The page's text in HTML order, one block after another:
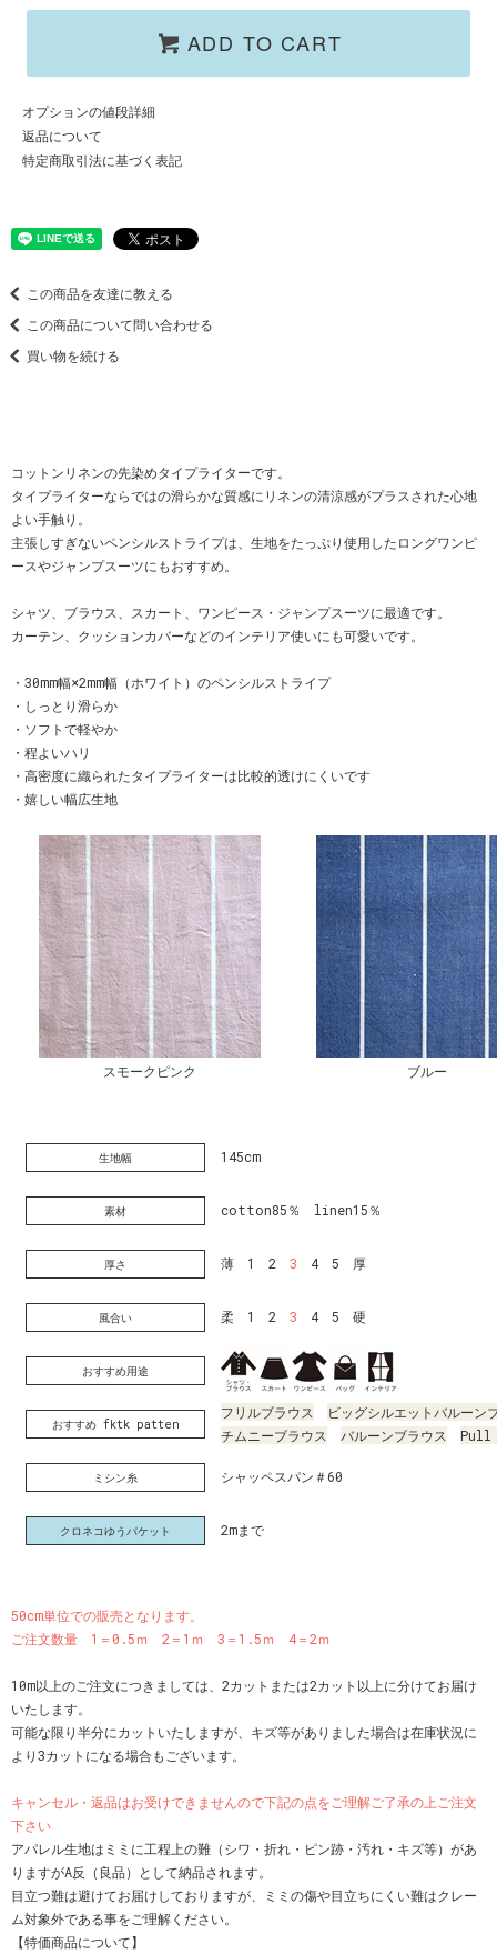
ADD TO CART
オプションの値段詳細
返品について
特定商取引法に基づく表記
この商品を友達に教える
この商品について問い合わせる
買い物を続ける
コットンリネンの先染めタイプライターです。
タイプライターならではの滑らかな質感にリネンの清涼感がプラスされた心地
よい手触り。
主張しすぎないペンシルストライプは、生地をたっぷり使用したロングワンピ
ースやジャンプスーツにもおすすめ。
シャツ、ブラウス、スカート、ワンピース・ジャンプスーツに最適です。
カーテン、クッションカバーなどのインテリア使いにも可愛いです。
・30mm幅×2mm幅（ホワイト）のペンシルストライプ
・しっとり滑らか
・ソフトで軽やか
・程よいハリ
・高密度に織られたタイプライターは比較的透けにくいです
・嬉しい幅広生地
スモークピンク ブルー
生地幅 145cm
素材 cotton85％ linen15％
厚さ 薄 1 2 3 4 5 厚
風合い 柔 1 2 3 4 5 硬
おすすめ用途
おすすめ fktk patten
フリルブラウス
ビッグシルエットバルーン
チムニーブラウス
バルーンブラウス Pull
ミシン糸 シャッペスパン＃60
クロネコゆうパケット 2mまで
50cm単位での販売となります。
ご注文数量 1＝0.5ｍ 2＝1ｍ 3＝1.5ｍ 4＝2ｍ
10m以上のご注文につきましては、2カットまたは2カット以上に分けてお届け
いたします。
可能な限り半分にカットいたしますが、キズ等がありました場合は在庫状況に
より3カットになる場合もございます。
キャンセル・返品はお受けできませんので下記の点をご理解ご了承の上ご注文
下さい
アパレル生地はミミに工程上の難（シワ・折れ・ピン跡・汚れ・キズ等）があ
りますがA反（良品）として納品されます。
目立つ難は避けてお届けしておりますが、ミミの傷や目立ちにくい難はクレー
ム対象外である事をご理解ください。
【特価商品について】